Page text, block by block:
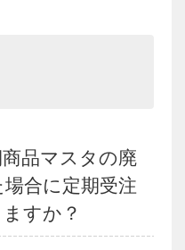
品マスタの廃
合に定期受注
すか？